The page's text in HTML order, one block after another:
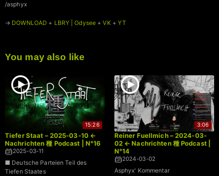
/asphyx
→ DOWNLOAD + LBRY | Odysee +VK+YT
You may also like
15:26
Tiefer Staat – 2025-03-10 ←
Nachrichten 種 Podcast | N°16
2025-03-11
■ Deutsche Parteien Teil des
Tiefen Staates
3:06
Reiner Fuellmich – 2024-03-
02 ← Nachrichten 種 Podcast |
N°14
2024-03-02
Asphyx' Kommentar